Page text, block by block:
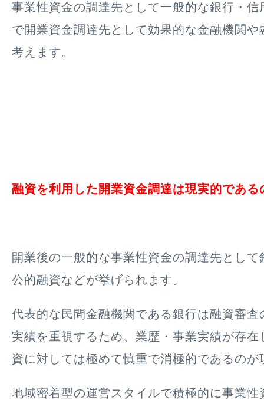
事業性資金の調達先として一般的な銀行・信
で開業資金調達先として効果的な金融機関や
考えます。
融資を利用した開業資金調達は現実的である
開業後の一般的な事業性資金の調達先とし
公的融資などが挙げられます。
代表的な民間金融機関である銀行は融資審査
実績を重視するため、業歴・事業実績が存在
資に対しては極めて慎重で消極的であるのが
地域密着型の運営スタイルで積極的に事業性